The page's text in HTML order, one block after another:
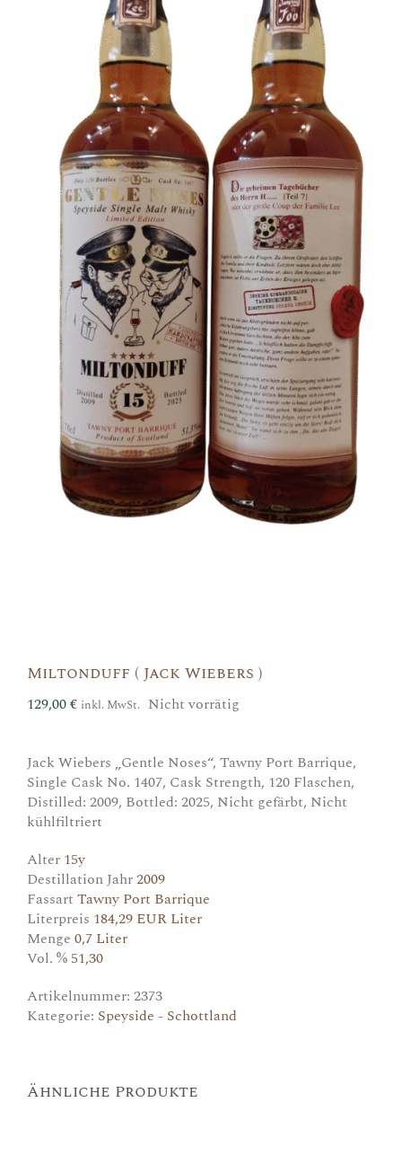
Miltonduff ( Jack Wiebers )
129,00€ inkl. MwSt. Nicht vorrätig
Jack Wiebers „Gentle Noses“, Tawny Port Barrique,
Single Cask No. 1407, Cask Strength, 120 Flaschen,
Distilled: 2009, Bottled: 2025, Nicht gefärbt, Nicht
kühlfiltriert
Alter 15y
Destillation Jahr2009
Fassart Tawny Port Barrique
Literpreis 184,29 EUR Liter
Menge 0,7 Liter
Vol. % 51,30
Artikelnummer: 2373
Kategorie: Speyside - Schottland
Ähnliche Produkte